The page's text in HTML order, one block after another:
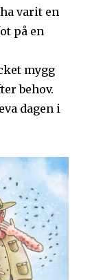
varit en
på en
mygg
behov.
dagen i